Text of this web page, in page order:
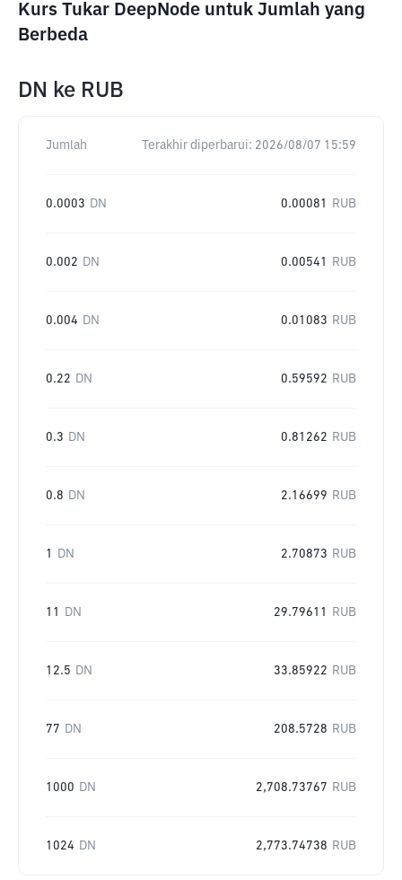
Kurs Tukar DeepNode untuk Jumlah yang
Berbeda
DN ke RUB
Jumlah Terakhir diperbarui: 2026/08/07 15:59
0.0003 DN 0.00081 RUB
0.002 DN 0.00541 RUB
0.004 DN 0.01083 RUB
0.22 DN 0.59592 RUB
0.3 DN 0.81262 RUB
0.8 DN 2.16699 RUB
1 DN 2.70873 RUB
11 DN 29.79611 RUB
12.5 DN 33.85922 RUB
77 DN 208.5728 RUB
1000 DN 2,708.73767 RUB
1024 DN 2,773.74738 RUB